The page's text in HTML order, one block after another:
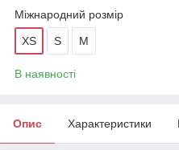
Міжнародний розмір
XS S M
В наявності
Опис Характеристики